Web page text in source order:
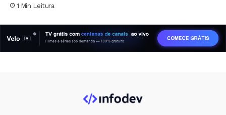
1 Min Leitura